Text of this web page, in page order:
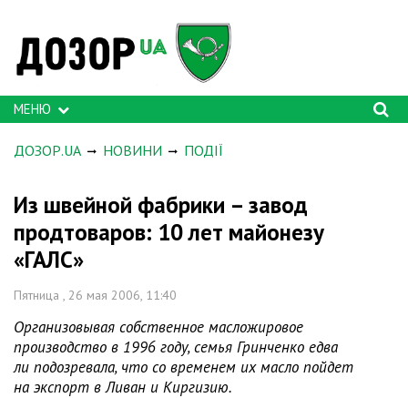
МЕНЮ
ДОЗОР.UA НОВИНИ ПОДІЇ
Из швейной фабрики – завод
продтоваров: 10 лет майонезу
«ГАЛС»
Пятница , 26 мая 2006, 11:40
Организовывая собственное масложировое
производство в 1996 году, семья Гринченко едва
ли подозревала, что со временем их масло пойдет
на экспорт в Ливан и Киргизию.